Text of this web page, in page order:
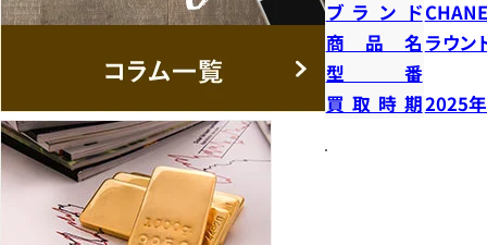
ブランド
商品名 ラウン
型番
買取時期2025